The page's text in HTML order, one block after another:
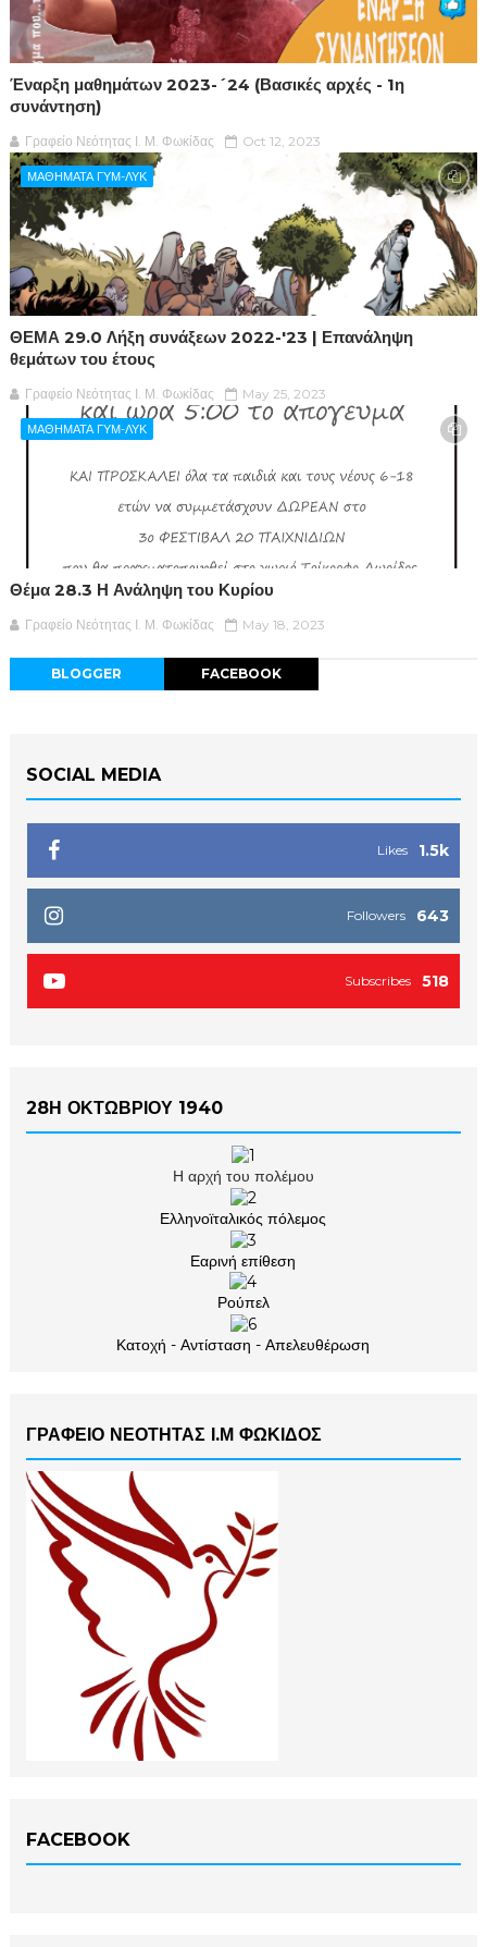
Έναρξη μαθημάτων 2023-´24 (Βασικές αρχές - 1η
συνάντηση)
Γραφείο Νεότητας Ι. Μ. Φωκίδας Oct 12, 2023
ΜΑΘΗΜΑΤΑ ΓΥΜ-ΛΥΚ
ΘΕΜΑ 29.0 Λήξη συνάξεων 2022-'23 | Επανάληψη
θεμάτων του έτους
Γραφείο Νεότητας Ι. Μ. Φωκίδας May 25, 2023
ΜΑΘΗΜΑΤΑ ΓΥΜ-ΛΥΚ
Θέμα 28.3 Η Ανάληψη του Κυρίου
Γραφείο Νεότητας Ι. Μ. Φωκίδας May 18, 2023
BLOGGER FACEBOOK
SOCIAL MEDIA
1.5k
Likes
643
Followers
518
Subscribes
28Η ΟΚΤΩΒΡΙΟΥ 1940
Η αρχή του πολέμου
Ελληνοϊταλικός πόλεμος
Εαρινή επίθεση
Ρούπελ
Κατοχή - Αντίσταση - Απελευθέρωση
ΓΡΑΦΕΙΟ ΝΕΟΤΗΤΑΣ Ι.Μ ΦΩΚΙΔΟΣ
FACEBOOK